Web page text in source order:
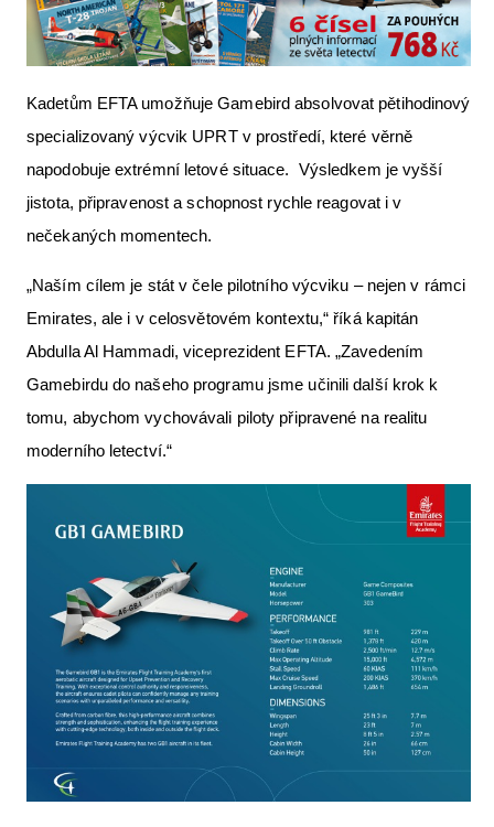
Kadetům EFTA umožňuje Gamebird absolvovat pětihodinový
specializovaný výcvik UPRT v prostředí, které věrně
napodobuje extrémní letové situace. Výsledkem je vyšší
jistota, připravenost a schopnost rychle reagovat i v
nečekaných momentech.
„Naším cílem je stát v čele pilotního výcviku – nejen v rámci
Emirates, ale i v celosvětovém kontextu,“ říká kapitán
Abdulla Al Hammadi, viceprezident EFTA. „Zavedením
Gamebirdu do našeho programu jsme učinili další krok k
tomu, abychom vychovávali piloty připravené na realitu
moderního letectví.“